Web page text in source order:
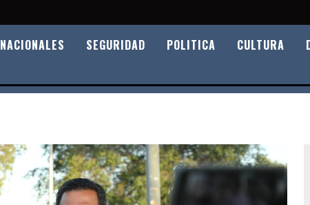
NACIONALES SEGURIDAD POLITICA CULTURA